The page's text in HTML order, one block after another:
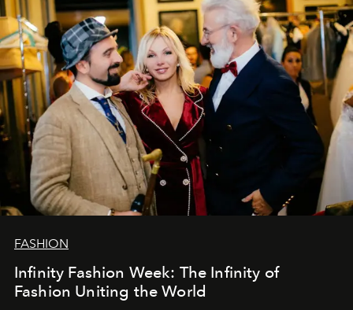
FASHION
Infinity Fashion Week: The Infinity of
Fashion Uniting the World